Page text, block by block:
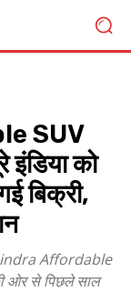
SUV
इंडिया को
बिक्री,
Affordable
ओर से पिछले साल